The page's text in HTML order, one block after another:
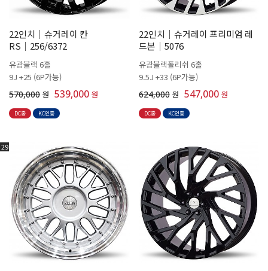
22인치│슈거레이 칸
RS│256/6372
유광블랙 6홀
9J +25 (6P가능)
570,000 원 539,000 원
DC중 KC인증
22인치│슈거레이 프리미엄 레
드본│5076
유광블랙폴리쉬 6홀
9.5J +33 (6P가능)
624,000 원 547,000 원
DC중 KC인증
29